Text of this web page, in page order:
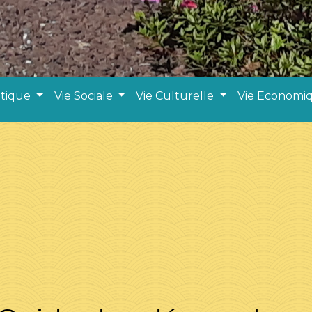
Vie Sociale Vie Culturelle Vie